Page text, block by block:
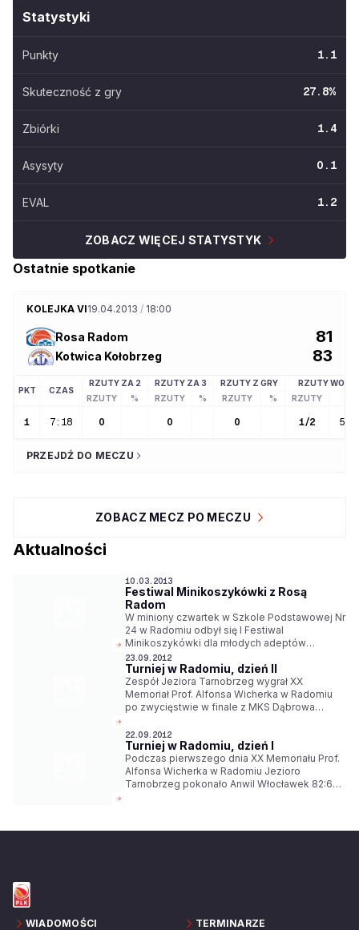
Statystyki
Punkty 1.1
Skuteczność z gry 27.8%
Zbiórki 1.4
Asysyty 0.1
EVAL 1.2
ZOBACZ WIĘCEJ STATYSTYK
Ostatnie spotkanie
KOLEJKA VI19.04.2013 / 18:00
Rosa Radom 81
Kotwica Kołobrzeg 83
PKT CZAS
RZUTY ZA 2 RZUTY ZA 3 RZUTY Z GRY
RZUTY
RZUTY
% RZUTY % RZUTY % RZUTY
1 7:18 0 0 0 1/2
PRZEJDŹ DO MECZU
ZOBACZ MECZ PO MECZU
Aktualności
10.03.2013
Festiwal Minikoszykówki z Rosą
Radom
W miniony czwartek w Szkole Podstawowej Nr
24 w Radomiu odbył się I Festiwal
Minikoszykówki dla młodych adeptów
koszykówki, organizowany przez MKS
Piotrówkę Radom i Rosę Radom.
23.09.2012
Turniej w Radomiu, dzień II
Zespół Jeziora Tarnobrzeg wygrał XX
Memoriał Prof. Alfonsa Wicherka w Radomiu
po zwycięstwie w finale z MKS Dąbrowa
Anwil Włocławek pokonał Rosę 73:69.
22.09.2012
Turniej w Radomiu, dzień I
Podczas pierwszego dnia XX Memoriału Prof.
Alfonsa Wicherka w Radomiu Jezioro
Tarnobrzeg pokonało Anwil Włocławek 82:64,
WIADOMOŚCI TERMINARZE